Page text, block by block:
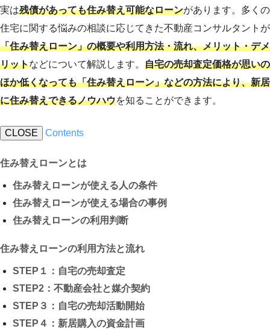
実は残債があっても住み替え可能なローンがあります。多くの
住宅に関する悩みの相談に応じてきた不動産コンサルタントが
「住み替えローン」の概要や利用方法・流れ、メリット・デメ
リットなどについて解説します。 自宅の売却査定価格が思いの
ほか低くなっても「住み替えローン」などの方法により、新居
に住み替えできるノウハウを知ることができます。
CLOSE Contents
住み替えローンとは
住み替えローンが使える人の条件
住み替えローンが使える場合の事例
住み替えローンの利用判断
住み替えローンの利用方法と流れ
STEP１：自宅の売却査定
STEP2：不動産会社と媒介契約
STEP３：自宅の売却活動開始
STEP４：新居購入の資金計画